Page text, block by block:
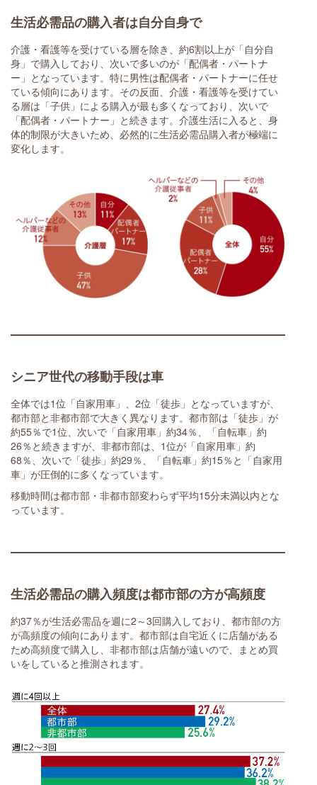
生活必需品の購入者は自分自身で
介護・看護等を受けている層を除き、約6割以上が「自分自
身」で購入しており、次いで多いのが「配偶者・パートナ
ー」となっています。特に男性は配偶者・パートナーに任せ
ている傾向にあります。その反面、介護・看護等を受けてい
る層は「子供」による購入が最も多くなっており、次いで
「配偶者・パートナー」と続きます。介護生活に入ると、身
体的制限が大きいため、必然的に生活必需品購入者が極端に
変化します。
シニア世代の移動手段は車
全体では1位「自家用車」、2位「徒歩」となっていますが、
都市部と非都市部で大きく異なります。都市部は「徒歩」が
約55％で1位、次いで「自家用車」約34％、「自転車」約
26％と続きますが、非都市部は、1位が「自家用車」約
68％、次いで「徒歩」約29％、「自転車」約15％と「自家用
車」が圧倒的に多くなっています。
移動時間は都市部・非都市部変わらず平均15分未満以内とな
っています。
生活必需品の購入頻度は都市部の方が高頻度
約37％が生活必需品を週に2～3回購入しており、都市部の方
が高頻度の傾向にあります。都市部は自宅近くに店舗がある
ため高頻度で購入し、非都市部は店舗が遠いので、まとめ買
いをしていると推測されます。